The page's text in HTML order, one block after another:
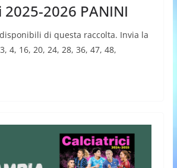
2026 PANINI
di questa raccolta. Invia la
4, 16, 20, 24, 28, 36, 47, 48,